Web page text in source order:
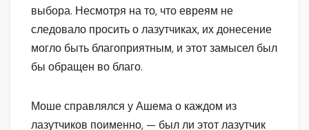
выбора. Несмотря на то, что евреям не
следовало просить о лазутчиках, их донесение
могло быть благоприятным, и этот замысел был
бы обращен во благо.
Моше справлялся у Ашема о каждом из
лазутчиков поименно, — был ли этот лазутчик